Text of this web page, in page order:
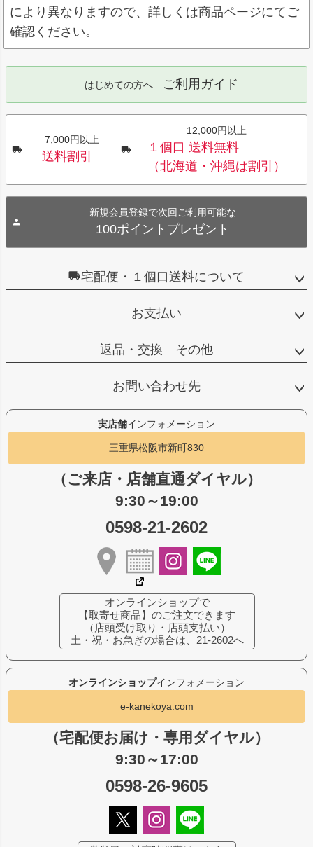
により異なりますので、詳しくは商品ページにてご
確認ください。
はじめての方へ ご利用ガイド
7,000円以上
送料割引
12,000円以上
１個口 送料無料
（北海道・沖縄は割引）
新規会員登録で次回ご利用可能な
100ポイントプレゼント
宅配便・１個口送料について
お支払い
返品・交換 その他
お問い合わせ先
オンラインショップインフォメーション
e-kanekoya.com
（宅配便お届け・専用ダイヤル）
9:30～17:00
0598-26-9605
実店舗インフォメーション
三重県松阪市新町830
（ご来店・店舗直通ダイヤル）
9:30～19:00
0598-21-2602
オンラインショップで
【取寄せ商品】のご注文できます
（店頭受け取り・店頭支払い）
土・祝・お急ぎの場合は、21-2602へ